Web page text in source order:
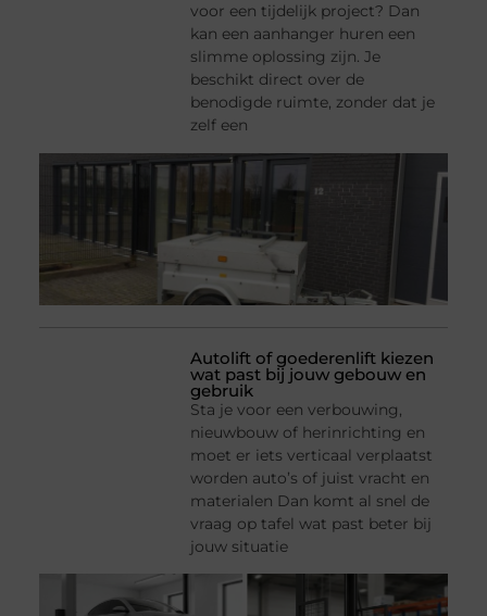
voor een tijdelijk project? Dan
kan een aanhanger huren een
slimme oplossing zijn. Je
beschikt direct over de
benodigde ruimte, zonder dat je
zelf een
Autolift of goederenlift kiezen
wat past bij jouw gebouw en
gebruik
Sta je voor een verbouwing,
nieuwbouw of herinrichting en
moet er iets verticaal verplaatst
worden auto’s of juist vracht en
materialen Dan komt al snel de
vraag op tafel wat past beter bij
jouw situatie